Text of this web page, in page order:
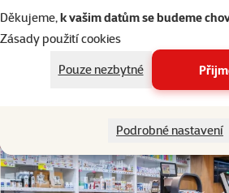
Děkujeme,k vašim datům se budeme
Zásady použití cookies
Pouze nezbytné
Podrobné nastavení
Přihlaste se pomocí Bank ID